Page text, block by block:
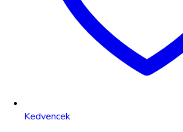
Kedvencek